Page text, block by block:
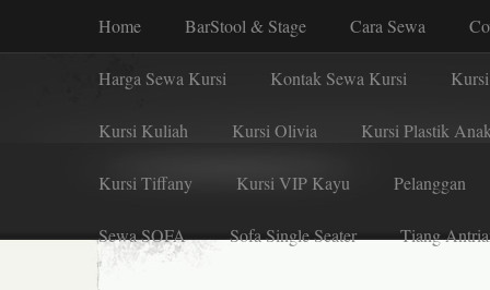
Home BarStool & Stage Cara Sewa
Harga Sewa Kursi Kontak Sewa Kursi
Kursi Kuliah Kursi Olivia Kursi Plastik
Kursi Tiffany Kursi VIP Kayu Pelanggan
Sewa SOFA Sofa Single Seater Tiang